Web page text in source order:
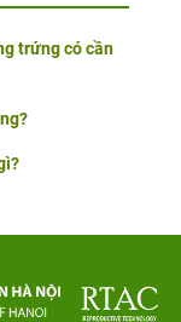
trứng có cần